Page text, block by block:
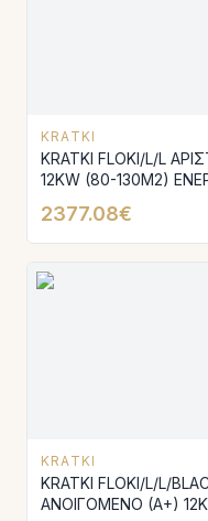
KRATKI
KRATKI FLOKI/L/L
12KW (80-130M2)
2377.08€
KRATKI
KRATKI FLOKI/L/L/
ΑΝΟΙΓΟΜΕΝΟ (A+)